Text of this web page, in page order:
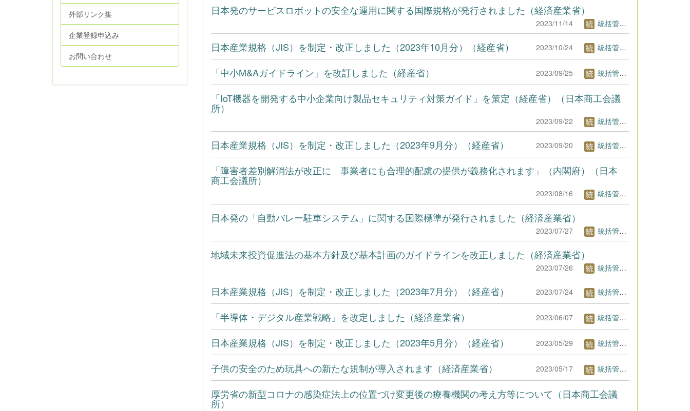
日本発のサービスロボットの安全な運用に関する国際規格が発行されました（経済産業省）
2023/11/14 統括管理者1
日本産業規格（JIS）を制定・改正しました（2023年10月分）（経産省） 2023/10/24 統括管理者1
「中小M&Aガイドライン」を改訂しました（経産省） 2023/09/25 統括管理者1
「IoT機器を開発する中小企業向け製品セキュリティ対策ガイド」を策定（経産省）（日本商工会議
所）
2023/09/22 統括管理者1
日本産業規格（JIS）を制定・改正しました（2023年9月分）（経産省） 2023/09/20 統括管理者1
「障害者差別解消法が改正に 事業者にも合理的配慮の提供が義務化されます」（内閣府）（日本
商工会議所）
2023/08/16 統括管理者1
日本発の「自動バレー駐車システム」に関する国際標準が発行されました（経済産業省）
2023/07/27 統括管理者1
地域未来投資促進法の基本方針及び基本計画のガイドラインを改正しました（経済産業省）
2023/07/26 統括管理者1
日本産業規格（JIS）を制定・改正しました（2023年7月分）（経産省） 2023/07/24 統括管理者1
「半導体・デジタル産業戦略」を改定しました（経済産業省） 2023/06/07 統括管理者1
日本産業規格（JIS）を制定・改正しました（2023年5月分）（経産省） 2023/05/29 統括管理者1
子供の安全のため玩具への新たな規制が導入されます（経済産業省） 2023/05/17 統括管理者1
厚労省の新型コロナの感染症法上の位置づけ変更後の療養機関の考え方等について（日本商工会議
所）
外部リンク集
企業登録申込み
お問い合わせ